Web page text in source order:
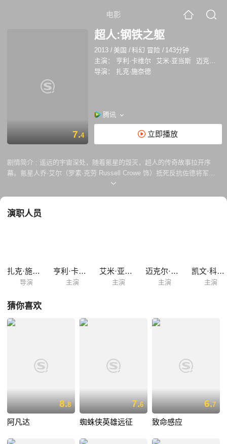
电影
7.4
超人:钢铁之躯
2013 / 美国 /科幻 冒险 / 143分钟
主演：
亨利·卡维尔 艾米·亚当斯
迈克尔·珊农
导演：
扎克·施奈德
腾讯
立即播放
剧情简介 : 遥远的宇宙深处，随着氪星的毁灭，超人的传奇故事拉开序
幕。氪星人乔·艾尔（罗素·克劳 Russell Crowe 饰）抵死反抗佐德将军
（迈克尔·珊农 Michael Shannon 饰）的邪恶计划，冒险将刚出生不久的
莎（黛安·莲恩 Diane Lane 饰）的养子，并且得名克拉克。克拉克从小显
演职人员
扎克·施奈德
导演
亨利·卡维尔
主演
艾米·亚当斯
主演
迈克尔·珊农
主演
凯文·科斯特纳
主演
猜你喜欢
8.8
阿凡达
7.6
蜘蛛侠英雄远征
6.7
致命感应